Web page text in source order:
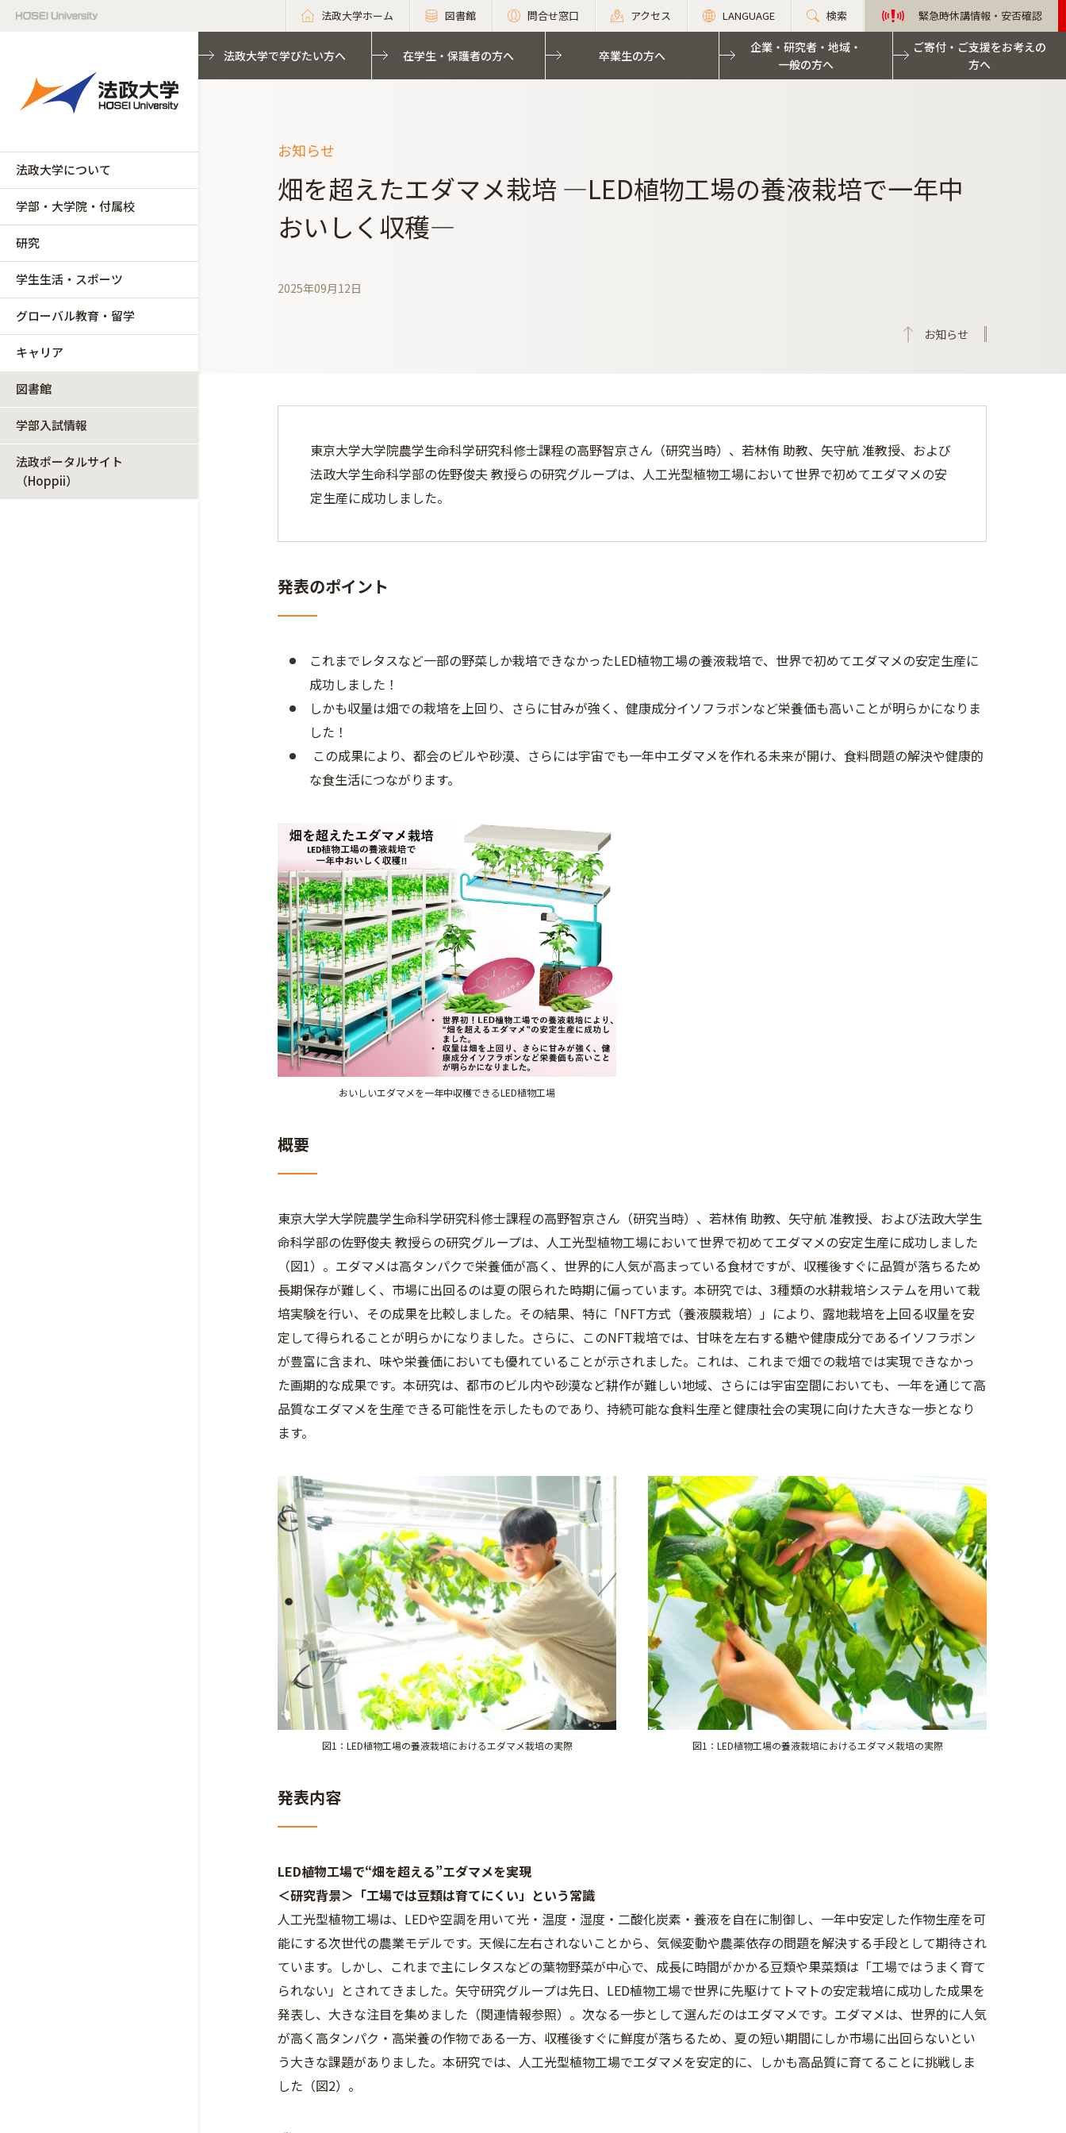
法政大学ホーム 図書館 問合せ窓口 アクセス LANGUAGE 検索 緊急時休講情報・安否確認
法政大学について
学部・大学院・付属校
研究
学生生活・スポーツ
グローバル教育・留学
キャリア
図書館
学部入試情報
法政ポータルサイト
（Hoppii）
法政大学で学びたい方へ 在学生・保護者の方へ 卒業生の方へ
企業・研究者・地域・
一般の方へ
ご寄付・ご支援をお考えの
方へ
お知らせ
畑を超えたエダマメ栽培 ―LED植物工場の養液栽培で一年中
おいしく収穫―
2025年09月12日
お知らせ
東京大学大学院農学生命科学研究科修士課程の高野智京さん（研究当時）、若林侑 助教、矢守航 准教授、および
法政大学生命科学部の佐野俊夫 教授らの研究グループは、人工光型植物工場において世界で初めてエダマメの安
定生産に成功しました。
発表のポイント
これまでレタスなど一部の野菜しか栽培できなかったLED植物工場の養液栽培で、世界で初めてエダマメの安定生産に
成功しました！
しかも収量は畑での栽培を上回り、さらに甘みが強く、健康成分イソフラボンなど栄養価も高いことが明らかになりま
した！
この成果により、都会のビルや砂漠、さらには宇宙でも一年中エダマメを作れる未来が開け、食料問題の解決や健康的
な食生活につながります。
おいしいエダマメを一年中収穫できるLED植物工場
概要
東京大学大学院農学生命科学研究科修士課程の高野智京さん（研究当時）、若林侑 助教、矢守航 准教授、および法政大学生
命科学部の佐野俊夫 教授らの研究グループは、人工光型植物工場において世界で初めてエダマメの安定生産に成功しました
（図1）。エダマメは高タンパクで栄養価が高く、世界的に人気が高まっている食材ですが、収穫後すぐに品質が落ちるため
長期保存が難しく、市場に出回るのは夏の限られた時期に偏っています。本研究では、3種類の水耕栽培システムを用いて栽
培実験を行い、その成果を比較しました。その結果、特に「NFT方式（養液膜栽培）」により、露地栽培を上回る収量を安
定して得られることが明らかになりました。さらに、このNFT栽培では、甘味を左右する糖や健康成分であるイソフラボン
が豊富に含まれ、味や栄養価においても優れていることが示されました。これは、これまで畑での栽培では実現できなかっ
た画期的な成果です。本研究は、都市のビル内や砂漠など耕作が難しい地域、さらには宇宙空間においても、一年を通じて高
品質なエダマメを生産できる可能性を示したものであり、持続可能な食料生産と健康社会の実現に向けた大きな一歩となり
ます。
図1：LED植物工場の養液栽培におけるエダマメ栽培の実際 図1：LED植物工場の養液栽培におけるエダマメ栽培の実際
発表内容
LED植物工場で“畑を超える”エダマメを実現
＜研究背景＞「工場では豆類は育てにくい」という常識
人工光型植物工場は、LEDや空調を用いて光・温度・湿度・二酸化炭素・養液を自在に制御し、一年中安定した作物生産を可
能にする次世代の農業モデルです。天候に左右されないことから、気候変動や農薬依存の問題を解決する手段として期待され
ています。しかし、これまで主にレタスなどの葉物野菜が中心で、成長に時間がかかる豆類や果菜類は「工場ではうまく育て
られない」とされてきました。矢守研究グループは先日、LED植物工場で世界に先駆けてトマトの安定栽培に成功した成果を
発表し、大きな注目を集めました（関連情報参照）。次なる一歩として選んだのはエダマメです。エダマメは、世界的に人気
が高く高タンパク・高栄養の作物である一方、収穫後すぐに鮮度が落ちるため、夏の短い期間にしか市場に出回らないとい
う大きな課題がありました。本研究では、人工光型植物工場でエダマメを安定的に、しかも高品質に育てることに挑戦しま
した（図2）。